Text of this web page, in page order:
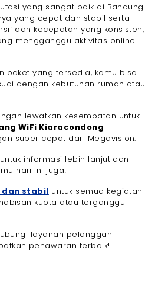
yang sangat baik di Bandung
yang cepat dan stabil serta
dan kecepatan yang konsisten,
mengganggu aktivitas online
paket yang tersedia, kamu bisa
dengan kebutuhan rumah atau
lewatkan kesempatan untuk
WiFi Kiaracondong
super cepat dari Megavision.
informasi lebih lanjut dan
hari ini juga!
stabil untuk semua kegiatan
kuota atau terganggu
layanan pelanggan
penawaran terbaik!